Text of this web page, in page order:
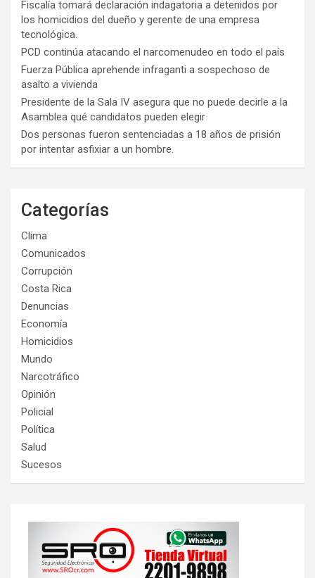
Fiscalía tomará declaración indagatoria a detenidos por
los homicidios del dueño y gerente de una empresa
tecnológica.
PCD continúa atacando el narcomenudeo en todo el país
Fuerza Pública aprehende infraganti a sospechoso de
asalto a vivienda
Presidente de la Sala IV asegura que no puede decirle a la
Asamblea qué candidatos pueden elegir
Dos personas fueron sentenciadas a 18 años de prisión
por intentar asfixiar a un hombre.
Categorías
Clima
Comunicados
Corrupción
Costa Rica
Denuncias
Economía
Homicidios
Mundo
Narcotráfico
Opinión
Policial
Política
Salud
Sucesos